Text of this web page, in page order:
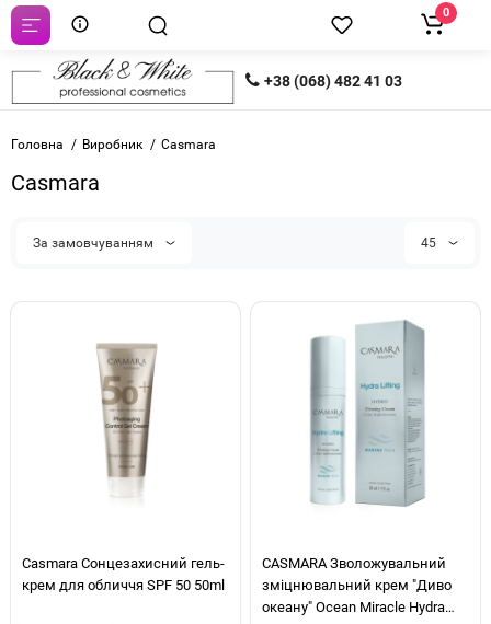
+38 (068) 482 41 03
0
Головна Виробник Casmara
Casmara
За замовчуванням 45
Casmara Сонцезахисний гель-
крем для обличчя SPF 50 50ml
CASMARA Зволожувальний
зміцнювальний крем "Диво
океану" Ocean Miracle Hydra